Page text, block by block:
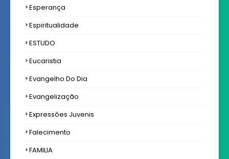
Esperança
Espiritualidade
ESTUDO
Eucaristia
Evangelho Do Dia
Evangelização
Expressôes Juvenis
Falecimento
FAMILIA